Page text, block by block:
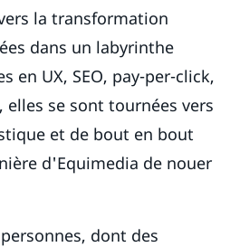
la transformation
dans un labyrinthe
en UX, SEO, pay-per-click,
elles se sont tournées vers
et de bout en bout
d'Equimedia de nouer
dont des